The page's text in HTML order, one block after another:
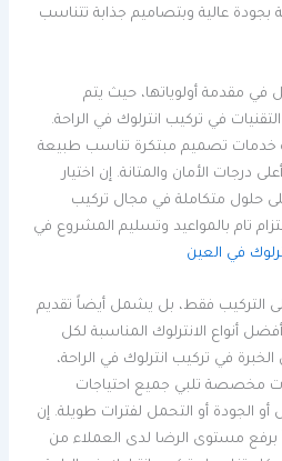
بجودة عالية وبتصاميم جذابة تتناسب
مقدمة أولوياتها، حيث يتم
في تركيب انترلوك في الراحة.
خدمات تصميم مبتكرة تناسب طبيعة
درجات الأمان والمتانة. إن اختيار
حلول متكاملة في مجال تركيب
تام بالمواعيد وتسليم المشروع في
في العين
التركيب فقط، بل يشمل أيضاً تقديم
أنواع الانترلوك المناسبة لكل
في تركيب انترلوك في الراحة،
مخصصة تلبي جميع احتياجات
الجودة أو التحمل لفترات طويلة. إن
برفع مستوى الرضا لدى العملاء من